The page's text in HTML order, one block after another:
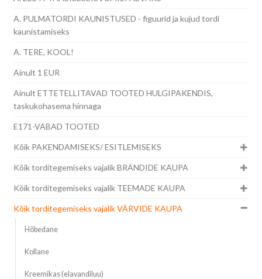
A. PULMATORDI KAUNISTUSED - figuurid ja kujud tordi
kaunistamiseks
A. TERE, KOOL!
Ainult 1 EUR
Ainult ETTETELLITAVAD TOOTED HULGIPAKENDIS,
taskukohasema hinnaga
E171-VABAD TOOTED
Kõik PAKENDAMISEKS/ ESITLEMISEKS
Kõik torditegemiseks vajalik BRÄNDIDE KAUPA
Kõik torditegemiseks vajalik TEEMADE KAUPA
Kõik torditegemiseks vajalik VÄRVIDE KAUPA
Hõbedane
Kollane
Kreemikas (elavandiluu)